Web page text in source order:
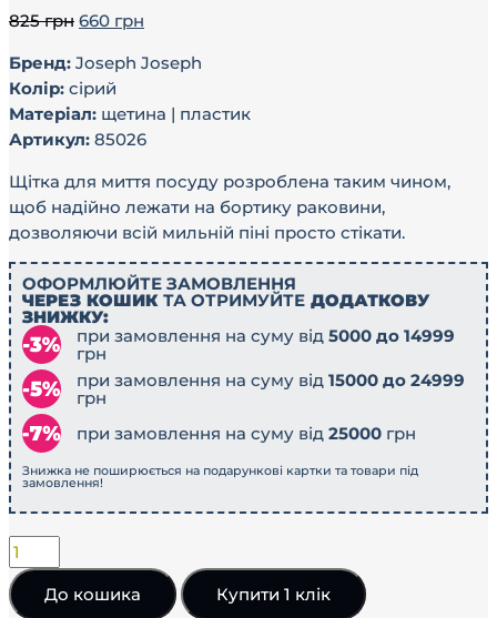
825грн 660 грн
Бренд: Joseph Joseph
Колір: сірий
Матеріал: щетина | пластик
Артикул: 85026
Щітка для миття посуду розроблена таким чином,
щоб надійно лежати на бортику раковини,
дозволяючи всій мильній піні просто стікати.
ОФОРМЛЮЙТЕ ЗАМОВЛЕННЯ
ЧЕРЕЗ КОШИК ТА ОТРИМУЙТЕ ДОДАТКОВУ
ЗНИЖКУ:
при замовлення на суму від 5000 до 14999
грн
при замовлення на суму від 15000 до 24999
грн
при замовлення на суму від 25000грн
Знижка не поширюється на подарункові картки та товари під
замовлення!
До кошика
Купити 1 клік